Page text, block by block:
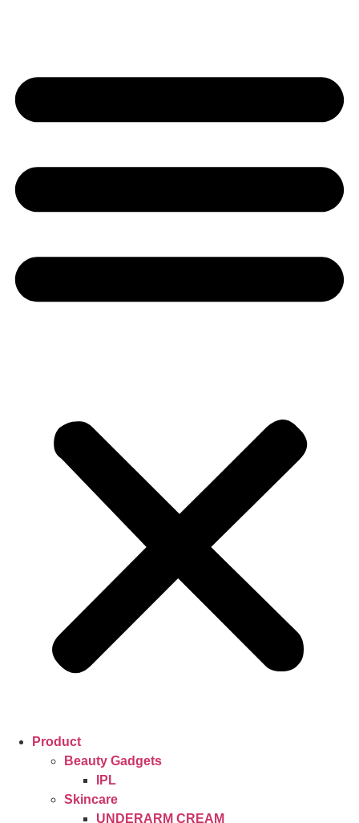
Product
Beauty Gadgets
IPL
Skincare
UNDERARM CREAM